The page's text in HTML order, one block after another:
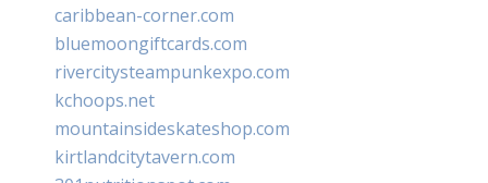
caribbean-corner.com
bluemoongiftcards.com
rivercitysteampunkexpo.com
kchoops.net
mountainsideskateshop.com
kirtlandcitytavern.com